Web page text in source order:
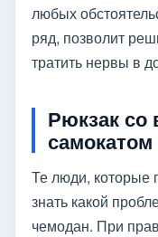
любых
ряд, позволит
тратить нервы в
Рюкзак со
Те люди, которые
знать какой
чемодан. При